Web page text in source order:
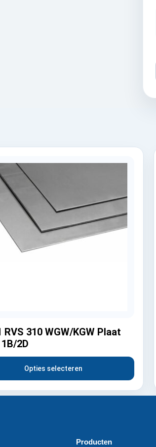
RVS 310 WGW/KGW Plaat
2D
Opties selecteren
Producten